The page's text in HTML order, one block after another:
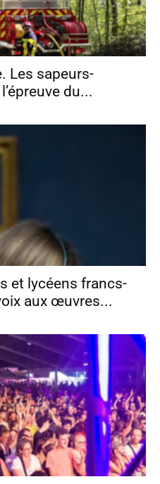
Les sapeurs-
du...
et lycéens francs-
aux œuvres...